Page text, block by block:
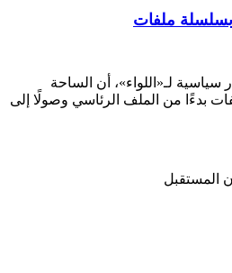
بسلسلة ملفات
لـ«اللواء»، أن الساحة
بدءًا من الملف الرئاسي وصولًا إلى
المستقبل